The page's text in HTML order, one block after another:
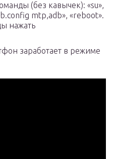
(без кавычек): «su»,
mtp,adb», «reboot».
нажать
заработает в режиме